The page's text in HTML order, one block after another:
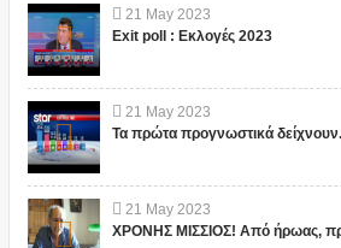
21 May 2023
Exit poll : Εκλογές 2023
21 May 2023
Τα πρώτα προγνωστικά
21 May 2023
ΧΡΟΝΗΣ ΜΙΣΣΙΟΣ! Από ήρωας,